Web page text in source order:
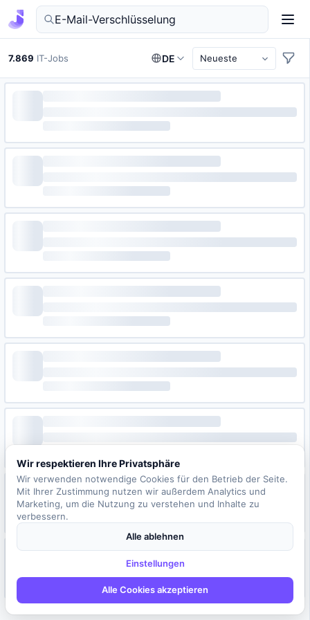
IT-Jobs in Deutschland finden
7.869 IT-Jobs DE
Wir respektieren Ihre Privatsphäre
Wir verwenden notwendige Cookies für den Betrieb der Seite.
Mit Ihrer Zustimmung nutzen wir außerdem Analytics und
Marketing, um die Nutzung zu verstehen und Inhalte zu
verbessern.
Alle ablehnen
Einstellungen
Alle Cookies akzeptieren